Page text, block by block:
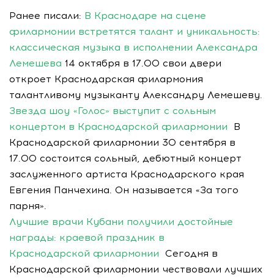
Ранее писали: В Краснодаре на сцене
филармонии встретятся талант и уникальность:
классическая музыка в исполнении Александра
Лемешева 14 октября в 17.00 свои двери
откроет Краснодарская филармония
талантливому музыканту Александру Лемешеву.
Звезда шоу «Голос» выступит с сольным
концертом в Краснодарской филармонии В
Краснодарской филармонии 30 сентября в
17.00 состоится сольный, дебютный концерт
заслуженного артиста Краснодарского края
Евгения Панчехина. Он называется «За того
парня».
Лучшие врачи Кубани получили достойные
награды: краевой праздник в
Краснодарской филармонии Сегодня в
Краснодарской филармонии чествовали лучших